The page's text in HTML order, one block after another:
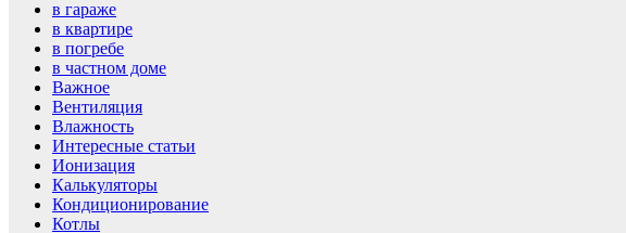
в гараже
в квартире
в погребе
в частном доме
Важное
Вентиляция
Влажность
Интересные статьи
Ионизация
Калькуляторы
Кондиционирование
Котлы